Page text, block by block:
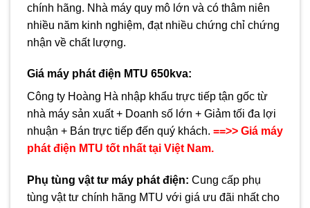
chính hãng. Nhà máy quy mô lớn và có thâm niên
nhiều năm kinh nghiệm, đạt nhiều chứng chỉ chứng
nhận về chất lượng.
Giá máy phát điện MTU 650kva:
Công ty Hoàng Hà nhập khẩu trực tiếp tận gốc từ
nhà máy sản xuất + Doanh số lớn + Giảm tối đa lợi
nhuận + Bán trực tiếp đến quý khách. ==>> Giá máy
phát điện MTU tốt nhất tại Việt Nam.
Phụ tùng vật tư máy phát điện: Cung cấp phụ
tùng vật tư chính hãng MTU với giá ưu đãi nhất cho